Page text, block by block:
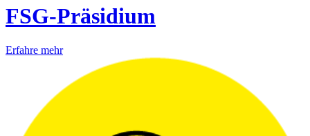
FSG-Präsidium
Erfahre mehr